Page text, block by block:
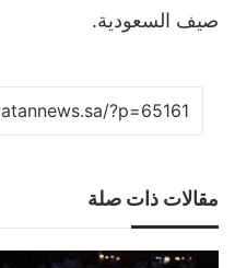
صيف السعودية.
مقالات ذات صلة